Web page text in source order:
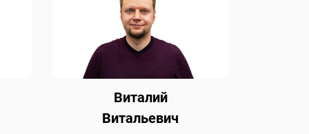
Виталий
Витальевич